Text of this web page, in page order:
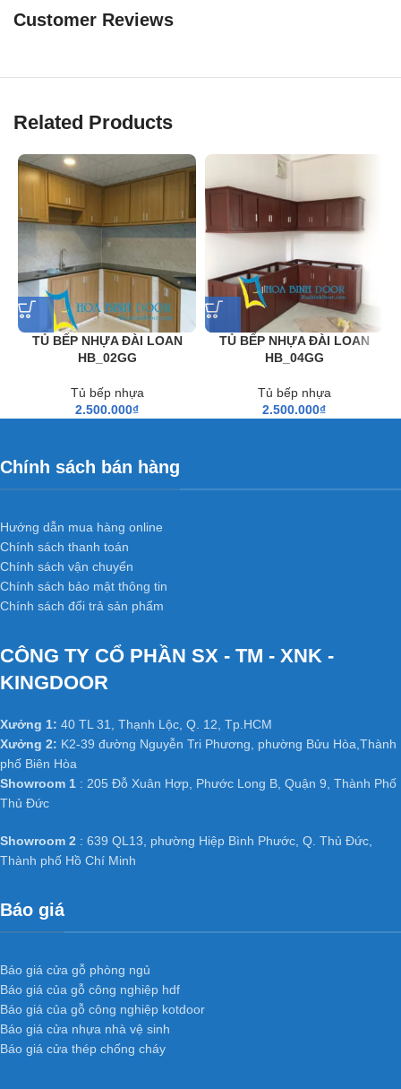
Customer Reviews
Related Products
TỦ BẾP NHỰA ĐÀI LOAN
HB_02GG
Tủ bếp nhựa
2.500.000₫
TỦ BẾP NHỰA ĐÀI LOAN
HB_04GG
Tủ bếp nhựa
2.500.000₫
Chính sách bán hàng
Hướng dẫn mua hàng online
Chính sách thanh toán
Chính sách vận chuyển
Chính sách bảo mật thông tin
Chính sách đổi trả sản phẩm
CÔNG TY CỔ PHẦN SX - TM - XNK -
KINGDOOR
Xưởng 1: 40 TL 31, Thạnh Lộc, Q. 12, Tp.HCM
Xưởng 2: K2-39 đường Nguyễn Tri Phương, phường Bửu Hòa,Thành
phố Biên Hòa
Showroom 1 : 205 Đỗ Xuân Hợp, Phước Long B, Quận 9, Thành Phố
Thủ Đức
Showroom 2 : 639 QL13, phường Hiệp Bình Phước, Q. Thủ Đức,
Thành phố Hồ Chí Minh
Báo giá
Báo giá cửa gỗ phòng ngủ
Báo giá của gỗ công nghiệp hdf
Báo giá của gỗ công nghiệp kotdoor
Báo giá cửa nhựa nhà vệ sinh
Báo giá cửa thép chống cháy